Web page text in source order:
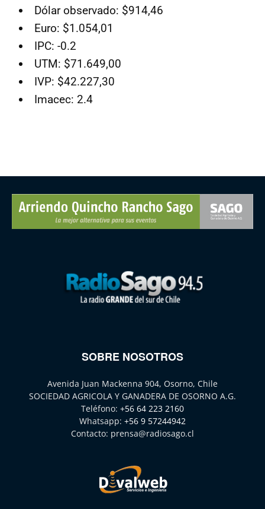
Dólar observado: $914,46
Euro: $1.054,01
IPC: -0.2
UTM: $71.649,00
IVP: $42.227,30
Imacec: 2.4
SOBRE NOSOTROS
Avenida Juan Mackenna 904, Osorno, Chile
SOCIEDAD AGRICOLA Y GANADERA DE OSORNO A.G.
Teléfono: +56 64 223 2160
Whatsapp: +56 9 57244942
Contacto: prensa@radiosago.cl